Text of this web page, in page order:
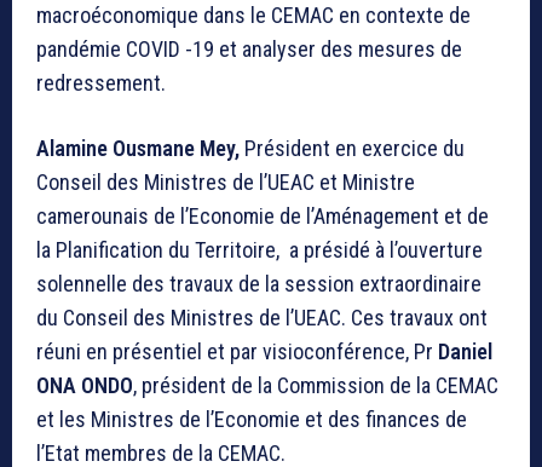
macroéconomique dans le CEMAC en contexte de
pandémie COVID -19 et analyser des mesures de
redressement.
Alamine Ousmane Mey, Président en exercice du
Conseil des Ministres de l’UEAC et Ministre
camerounais de l’Economie de l’Aménagement et de
la Planification du Territoire, a présidé à l’ouverture
solennelle des travaux de la session extraordinaire
du Conseil des Ministres de l’UEAC. Ces travaux ont
réuni en présentiel et par visioconférence, Pr Daniel
ONA ONDO, président de la Commission de la CEMAC
et les Ministres de l’Economie et des finances de
l’Etat membres de la CEMAC.